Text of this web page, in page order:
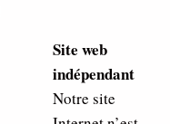
Site web
indépendant
Notre site